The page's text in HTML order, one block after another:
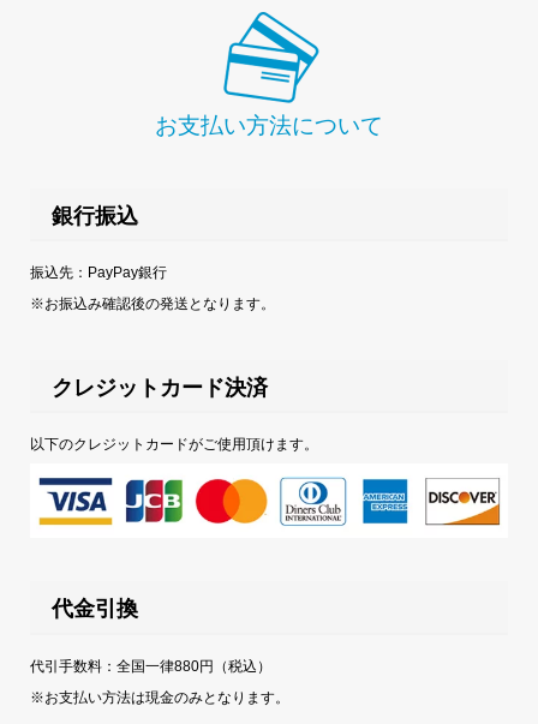
お支払い方法について
銀行振込
振込先：PayPay銀行
※お振込み確認後の発送となります。
クレジットカード決済
以下のクレジットカードがご使用頂けます。
代金引換
代引手数料：全国一律880円（税込）
※お支払い方法は現金のみとなります。